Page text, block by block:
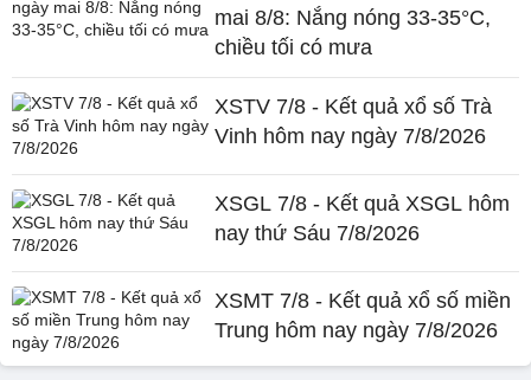
mai 8/8: Nắng nóng 33-35°C,
chiều tối có mưa
XSTV 7/8 - Kết quả xổ số Trà
Vinh hôm nay ngày 7/8/2026
XSGL 7/8 - Kết quả XSGL hôm
nay thứ Sáu 7/8/2026
XSMT 7/8 - Kết quả xổ số miền
Trung hôm nay ngày 7/8/2026